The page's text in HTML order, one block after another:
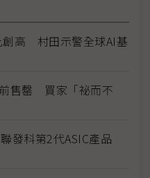
創高 村田示警全球AI基
售罄 買家「祕而不
發科第2代ASIC產品